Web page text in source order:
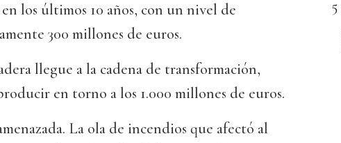
los últimos 10 años, con un nivel de
300 millones de euros.
llegue a la cadena de transformación,
en torno a los 1.000 millones de euros.
La ola de incendios que afectó al